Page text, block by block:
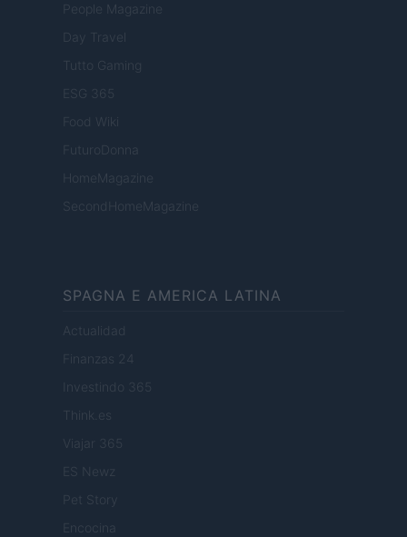
People Magazine
Day Travel
Tutto Gaming
ESG 365
Food Wiki
FuturoDonna
HomeMagazine
SecondHomeMagazine
SPAGNA E AMERICA LATINA
Actualidad
Finanzas 24
Investindo 365
Think.es
Viajar 365
ES Newz
Pet Story
Encocina